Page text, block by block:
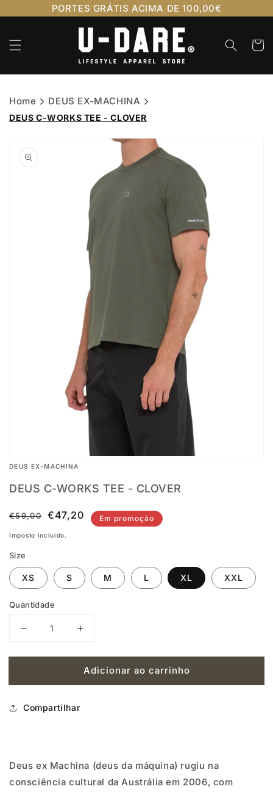
PORTES GRÁTIS ACIMA DE 100,00€
Home DEUS EX-MACHINA
DEUS C-WORKS TEE - CLOVER
informação
do produto
conteúdo
multimédia
na
vista
em
DEUS EX-MACHINA
DEUS C-WORKS TEE - CLOVER
Preço
normal
€59,00
Preço
de
€47,20 Em promoção
Imposto incluído.
Size
XS S M L XL XXL
Quantidade
a
DEUS
TEE
a
quantidade
TEE
Adicionar ao carrinho
Compartilhar
Deus ex Machina (deus da máquina) rugiu na
consciência cultural da Austrália em 2006, com